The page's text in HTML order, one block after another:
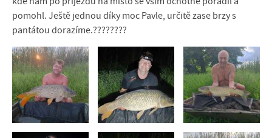
pomohl. Ještě jednou díky moc Pavle, určitě zase brzy s
pantátou dorazíme.????????